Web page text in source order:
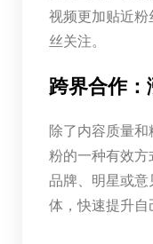
视频更加贴近
丝关注。
跨界合作
除了内容质量
粉的一种有效方
品牌、明星或
体，快速提升自